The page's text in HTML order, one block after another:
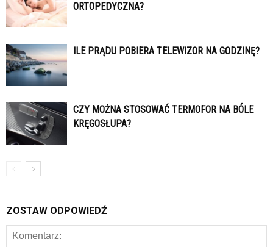
ORTOPEDYCZNA?
ILE PRĄDU POBIERA TELEWIZOR NA GODZINĘ?
CZY MOŻNA STOSOWAĆ TERMOFOR NA BÓLE
KRĘGOSŁUPA?
ZOSTAW ODPOWIEDŹ